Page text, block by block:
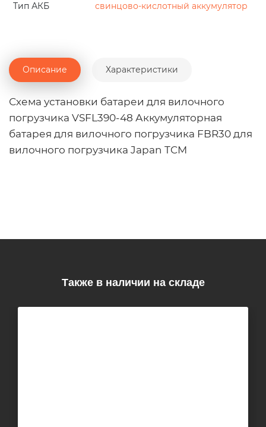
Тип АКБ свинцово-кислотный аккумулятор
Описание Характеристики
Схема установки батареи для вилочного
погрузчика VSFL390-48 Аккумуляторная
батарея для вилочного погрузчика FBR30 для
вилочного погрузчика Japan TCM
Также в наличии на складе